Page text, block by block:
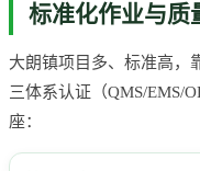
标准化作业与质
大朗镇项目多、标准高，
三体系认证（QMS/EMS/
座：